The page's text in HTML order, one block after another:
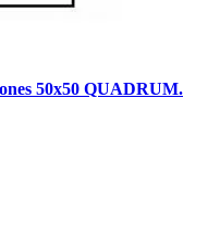
50x50 QUADRUM.